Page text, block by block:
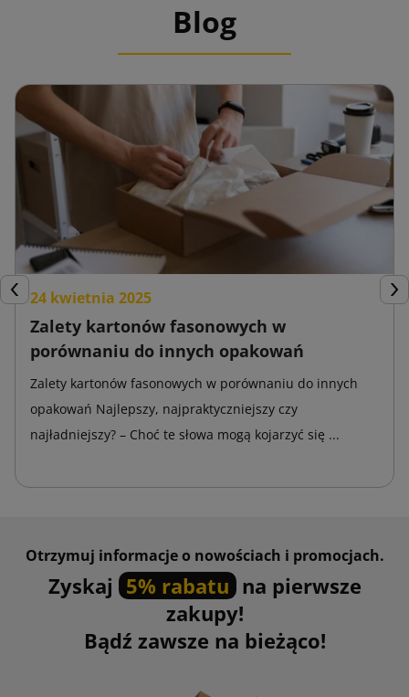
dostarczenie prezentu lub transportu średniej wielkości
produktów. To dzięki szerokiemu ich zastosowaniu tak wiele
opakowania.
Pudełka z automatycznym dnem
Pudełka z automatycznym dnem
to odpowiedź na szybkie
zapakowanie ciężkich lub kruchych produktów. Takie
rozwiązanie najczęściej jest wykorzystywane w hurtowniach
czy sklepach internetowych. Te opakowania służą przede
wszystkim do wysyłki elementów elektronicznych, małego
sprzętu AGD lub RTV.
Pudełka z automatycznym dnem składa się zdecydowanie
szybciej, co sprawia, że są praktycznym i atrakcyjnym
rozwiązaniem. Wśród ich niezaprzeczalnych zalet jest
automatyczne zamykanie spodu za pomocą samoprzylepnego
zapięcia zapewniającego wysoką wytrzymałość. Co więcej,
bez ryzyka uszkodzenia znajdującego się tam produktu.
kosztem produkcji i brak konieczności zastosowania
dodatkowych materiałów do wzmocnienia i szczelnego
zamknięcia paczki. Klienci docenią to, że opakowanie może
być przechowywane w formie rozłożonej. dzięki czemu
zajmuje mało miejsca.
Blog
Poprzedni
24 kwietnia 2025
Zalety kartonów fasonowych w
porównaniu do innych opakowań
Zalety kartonów fasonowych w porównaniu do innych
opakowań Najlepszy, najpraktyczniejszy czy
najładniejszy? – Choć te słowa mogą kojarzyć się ...
Otrzymuj informacje o nowościach i promocjach.
Zyskaj 5% rabatu na pierwsze
zakupy!
Bądź zawsze na bieżąco!